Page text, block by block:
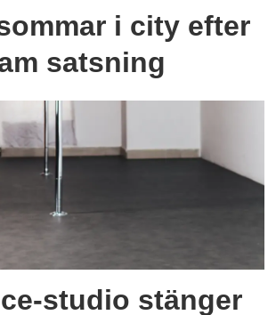
i city efter
satsning
studio stänger